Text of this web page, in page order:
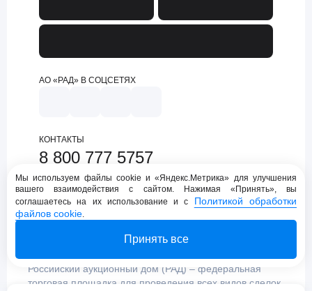
АО «РАД» В СОЦСЕТЯХ
КОНТАКТЫ
8 800 777 5757
support@lot-online.ru
Техническая поддержка
Российский аукционный дом (РАД) – федеральная
торговая площадка для проведения всех видов сделок
Мы используем файлы cookie и «Яндекс.Метрика» для улучшения
вашего взаимодействия с сайтом. Нажимая «Принять», вы
соглашаетесь на их использование и с Политикой обработки
файлов cookie.
Принять все